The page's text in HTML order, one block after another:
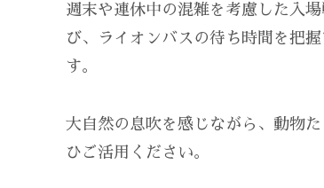
週末や連休中の混雑を考慮した入
び、ライオンバスの待ち時間を把
す。
大自然の息吹を感じながら、動物
ひご活用ください。